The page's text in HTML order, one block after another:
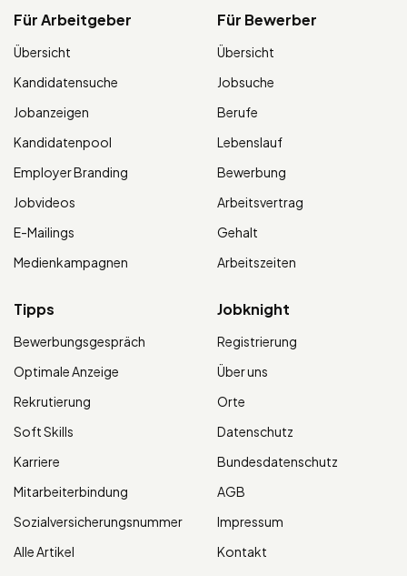
Für Arbeitgeber
Übersicht
Kandidatensuche
Jobanzeigen
Kandidatenpool
Employer Branding
Jobvideos
E-Mailings
Medienkampagnen
Für Bewerber
Übersicht
Jobsuche
Berufe
Lebenslauf
Bewerbung
Arbeitsvertrag
Gehalt
Arbeitszeiten
Tipps
Bewerbungsgespräch
Optimale Anzeige
Rekrutierung
Soft Skills
Karriere
Mitarbeiterbindung
Sozialversicherungsnummer
Alle Artikel
Jobknight
Registrierung
Über uns
Orte
Datenschutz
Bundesdatenschutz
AGB
Impressum
Kontakt